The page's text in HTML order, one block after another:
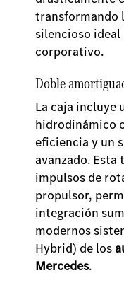
transformando
silencioso ideal
corporativo.
Doble
La caja incluye
hidrodinámico
eficiencia y un
avanzado. Esta
impulsos de
propulsor,
integración
modernos
Hybrid) de los
Mercedes.